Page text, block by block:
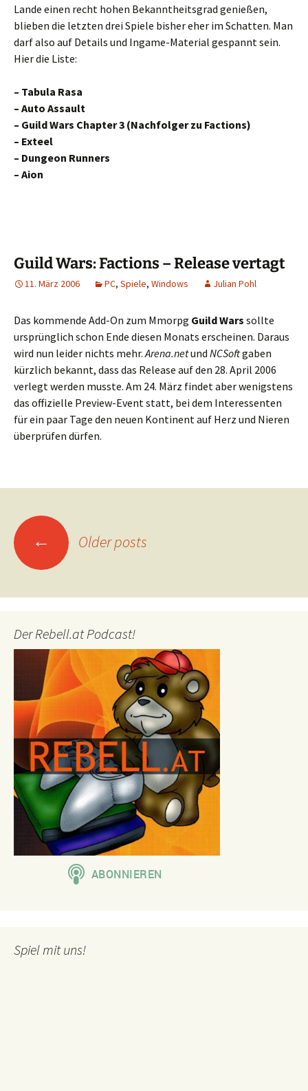
Lande einen recht hohen Bekanntheitsgrad genießen,
blieben die letzten drei Spiele bisher eher im Schatten. Man
darf also auf Details und Ingame-Material gespannt sein.
Hier die Liste:
– Tabula Rasa
– Auto Assault
– Guild Wars Chapter 3 (Nachfolger zu Factions)
– Exteel
– Dungeon Runners
– Aion
Guild Wars: Factions – Release vertagt
11. März 2006 PC, Spiele, Windows Julian Pohl
Das kommende Add-On zum Mmorpg Guild Wars sollte
ursprünglich schon Ende diesen Monats erscheinen. Daraus
wird nun leider nichts mehr.Arena.netund NCSoftgaben
kürzlich bekannt, dass das Release auf den 28. April 2006
verlegt werden musste. Am 24. März findet aber wenigstens
das offizielle Preview-Event statt, bei dem Interessenten
für ein paar Tage den neuen Kontinent auf Herz und Nieren
überprüfen dürfen.
Posts
navigation
← Older posts
Der Rebell.at Podcast!
Spiel mit uns!